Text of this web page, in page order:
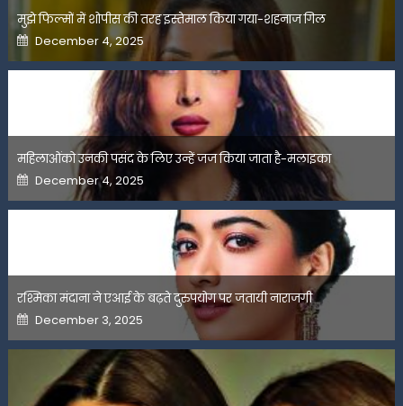
मुझे फिल्मों में शोपीस की तरह इस्तेमाल किया गया-शहनाज गिल
Posted
on
December 4, 2025
महिलाओंको उनकी पसंद के लिए उन्हें जज किया जाता है-मलाइका
Posted
on
December 4, 2025
रश्मिका मंदाना ने एआई के बढ़ते दुरुपयोग पर जतायी नाराजगी
Posted
on
December 3, 2025